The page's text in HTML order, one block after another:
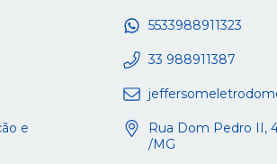
e
5533988911323
33 988911387
Rua Dom Pedro II,
/MG